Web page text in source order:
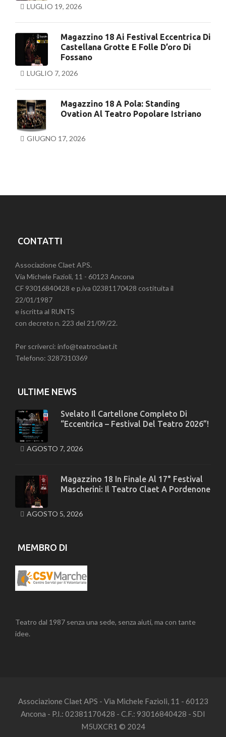
LUGLIO 19, 2026
Magazzino 18 Ai Festival Eccentrica Di
Castellana Grotte E Folle D’oro Di
Fossano
LUGLIO 7, 2026
Magazzino 18 A Pola: Standing
Ovation Al Teatro Popolare Istriano
GIUGNO 17, 2026
CONTATTI
Associazione Claet APS.
Via Michele Fazioli, 11 - 60123 Ancona
CF 93016840428 e p.iva 02381170428 costituita il
22/01/1987
e iscritta al RUNTS
con decreto n. 223 del 21/09/22.
Per scriverci: info@teatroclaet.it
Telefono: 3287310369
ULTIME NEWS
Svelato Il Cartellone Completo Di
“Eccentrica – Festival Del Teatro 2026”!
AGOSTO 7, 2026
Magazzino 18 In Finale Al 17° Festival
Mascherini: Il Teatro Claet A Pordenone
AGOSTO 5, 2026
MEMBRO DI
Teatro dal 1987 senza una sede, senza aiuti, ma con tante
idee.
Associazione Claet APS - Via Michele Fazioli, 11 - 60123
Ancona - P.I.: 02381170428 - C.F.: 93016840428 - SDI
M5UXCR1 © 2024